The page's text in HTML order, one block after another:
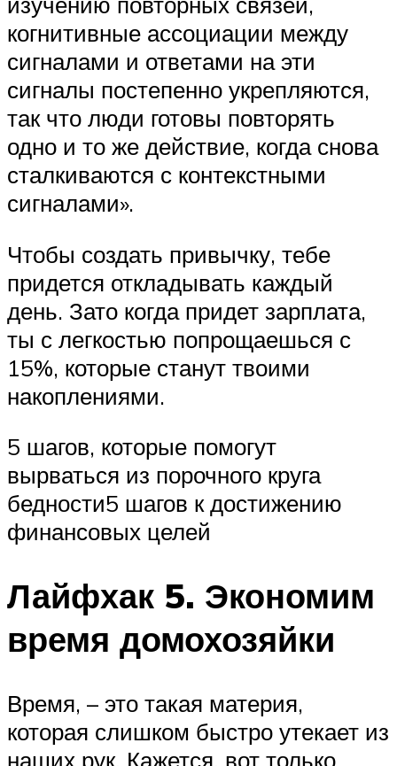
когнитивные ассоциации между
сигналами и ответами на эти
сигналы постепенно укрепляются,
так что люди готовы повторять
одно и то же действие, когда снова
сталкиваются с контекстными
сигналами».
Чтобы создать привычку, тебе
придется откладывать каждый
день. Зато когда придет зарплата,
ты с легкостью попрощаешься с
15%, которые станут твоими
накоплениями.
5 шагов, которые помогут
вырваться из порочного круга
бедности5 шагов к достижению
финансовых целей
Лайфхак 5. Экономим
время домохозяйки
Время, – это такая материя,
которая слишком быстро утекает из
наших рук. Кажется, вот только